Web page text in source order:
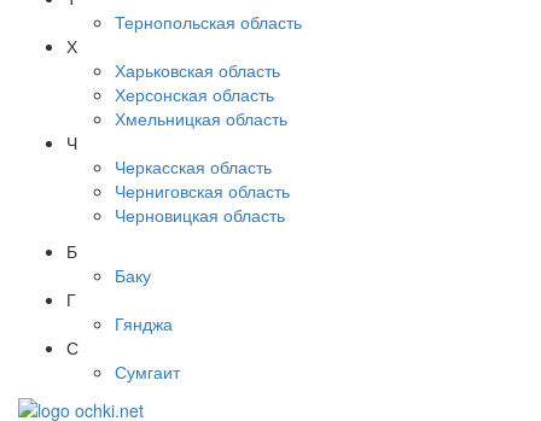
Тернопольская область
Х
Харьковская область
Херсонская область
Хмельницкая область
Ч
Черкасская область
Черниговская область
Черновицкая область
Б
Баку
Г
Гянджа
С
Сумгаит